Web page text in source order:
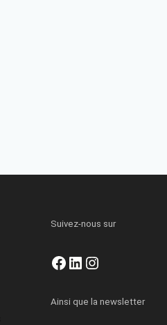
Suivez-nous sur
Facebook
LinkedIn
Instagram
Ainsi que la newsletter